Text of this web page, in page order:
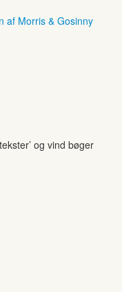
af Morris & Gosinny
og vind bøger